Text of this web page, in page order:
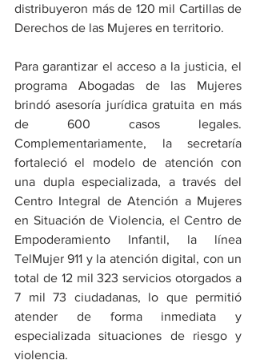
distribuyeron más de 120 mil Cartillas de
Derechos de las Mujeres en territorio.
Para garantizar el acceso a la justicia, el
programa Abogadas de las Mujeres
brindó asesoría jurídica gratuita en más
de 600 casos legales.
Complementariamente, la secretaría
fortaleció el modelo de atención con
una dupla especializada, a través del
Centro Integral de Atención a Mujeres
en Situación de Violencia, el Centro de
Empoderamiento Infantil, la línea
TelMujer 911 y la atención digital, con un
total de 12 mil 323 servicios otorgados a
7 mil 73 ciudadanas, lo que permitió
atender de forma inmediata y
especializada situaciones de riesgo y
violencia.